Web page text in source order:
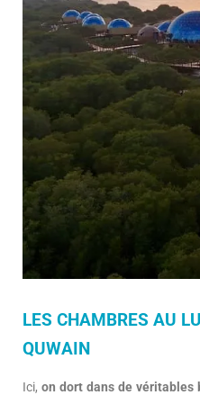
LES CHAMBRES AU
QUWAIN
Ici, on dort dans de véritables